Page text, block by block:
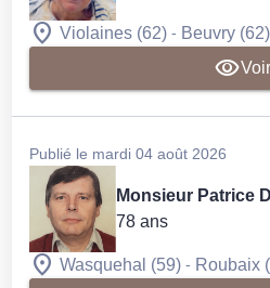
Violaines (62) - Beuvry (62)
Voir
Publié le mardi 04 août 2026
Monsieur Patrice
78 ans
Wasquehal (59) - Roubaix